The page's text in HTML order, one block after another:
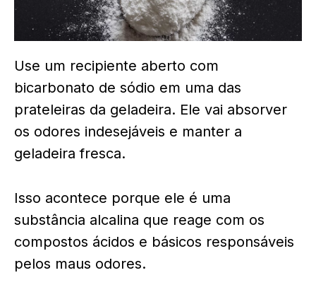
Use um recipiente aberto com
bicarbonato de sódio em uma das
prateleiras da geladeira. Ele vai absorver
os odores indesejáveis e manter a
geladeira fresca.
Isso acontece porque ele é uma
substância alcalina que reage com os
compostos ácidos e básicos responsáveis
pelos maus odores.